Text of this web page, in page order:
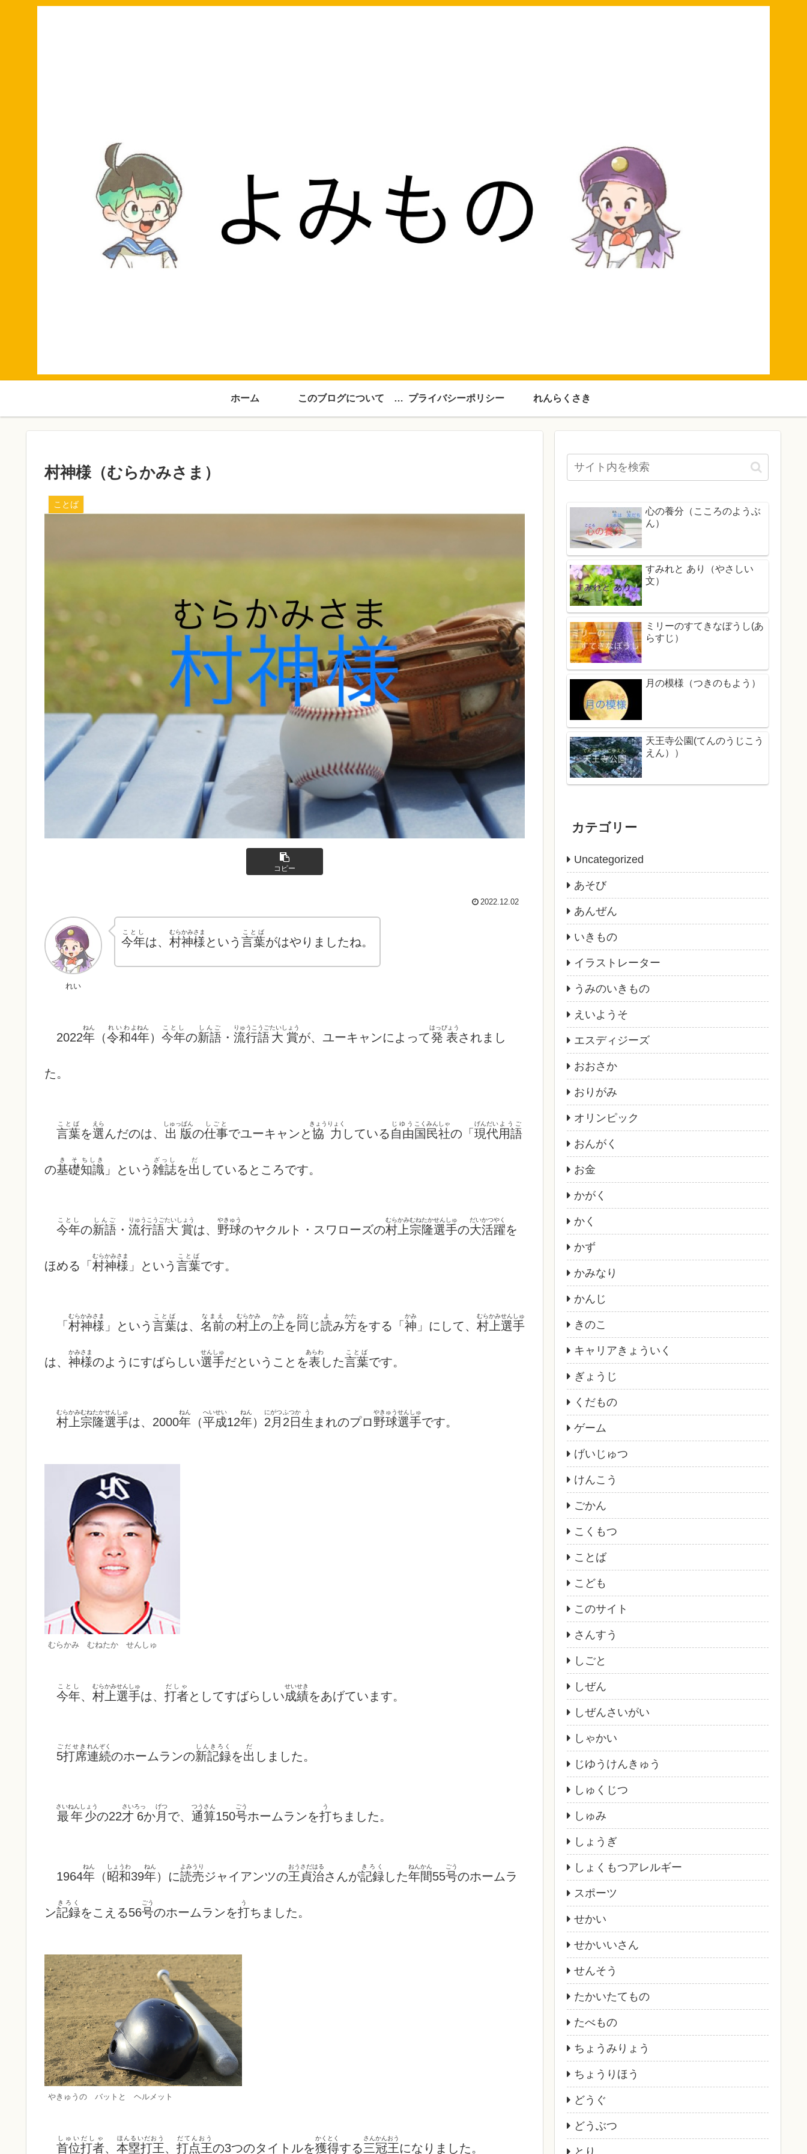
ホーム このブログについて About this blog プライバシーポリシー れんらくさき
村神様（むらかみさま）
ことば
コピー
2022.12.02
れい
今年
ことし
は、 村神様
むらかみさま
という 言葉
ことば
がはやりましたね。
2022年
ねん
（令和
れいわ
4年
よねん
） 今年
ことし
の新語
しんご
・ 流行語
りゅうこうご
大賞
たいしょう
が、ユーキャンによって発表
はっぴょう
されまし
た。
言葉
ことば
を選
えら
んだのは、 出版
しゅっぱん
の仕事
しごと
でユーキャンと協力
きょうりょく
している自由
じゆう
国民社
こくみんしゃ
の「 現代
げんだい
用語
ようご
の基礎
きそ
知識
ちしき
」という 雑誌
ざっし
を出
だ
しているところです。
今年
ことし
の新語
しんご
・ 流行語
りゅうこうご
大賞
たいしょう
は、 野球
やきゅう
のヤクルト・スワローズの村上
むらかみ
宗隆
むねたか
選手
せんしゅ
の大活躍
だいかつやく
を
ほめる「 村神様
むらかみさま
」という 言葉
ことば
です。
「 村神様
むらかみさま
」という 言葉
ことば
は、 名前
なまえ
の村上
むらかみ
の上
かみ
を 同
おな
じ読
よ
み方
かた
をする「 神
かみ
」にして、 村上
むらかみ
選手
せんしゅ
は、 神様
かみさま
のようにすばらしい選手
せんしゅ
だということを表
あらわ
した言葉
ことば
です。
村上
むらかみ
宗隆
むねたか
選手
せんしゅ
は、2000年
ねん
（平成
へいせい
12年
ねん
） 2月
にがつ
2日
ふつか
生
う
まれのプロ野球
やきゅう
選手
せんしゅ
です。
むらかみ むねたか せんしゅ
今年
ことし
、 村上
むらかみ
選手
せんしゅ
は、 打者
だしゃ
としてすばらしい成績
せいせき
をあげています。
5打席
ごだせき
連続
れんぞく
のホームランの新記録
しんきろく
を出
だ
しました。
最年少
さいねんしょう
の22才
さい
6
ろっ
か月
げつ
で、 通算
つうさん
150号
ごう
ホームランを打
う
ちました。
1964年
ねん
（昭和
しょうわ
39年
ねん
）に読売
よみうり
ジャイアンツの王貞治
おうさだはる
さんが記録
きろく
した年間
ねんかん
55号
ごう
のホームラ
ン記録
きろく
をこえる56号
ごう
のホームランを打
う
ちました。
やきゅうの バットと ヘルメット
首位打者
しゅいだしゃ
、 本塁打王
ほんるいだおう
、 打点王
だてんおう
の3つのタイトルを獲得
かくとく
する三冠王
さんかんおう
になりました。
心の養分（こころのようぶ
ん）
すみれと あり（やさしい
文）
ミリーのすてきなぼうし(あ
らすじ）
月の模様（つきのもよう）
天王寺公園(てんのうじこう
えん））
カテゴリー
Uncategorized
あそび
あんぜん
いきもの
イラストレーター
うみのいきもの
えいようそ
エスディジーズ
おおさか
おりがみ
オリンピック
おんがく
お金
かがく
かく
かず
かみなり
かんじ
きのこ
キャリアきょういく
ぎょうじ
くだもの
ゲーム
げいじゅつ
けんこう
ごかん
こくもつ
ことば
こども
このサイト
さんすう
しごと
しぜん
しぜんさいがい
しゃかい
じゆうけんきゅう
しゅくじつ
しゅみ
しょうぎ
しょくもつアレルギー
スポーツ
せかい
せかいいさん
せんそう
たかいたてもの
たべもの
ちょうみりょう
ちょうりほう
どうぐ
どうぶつ